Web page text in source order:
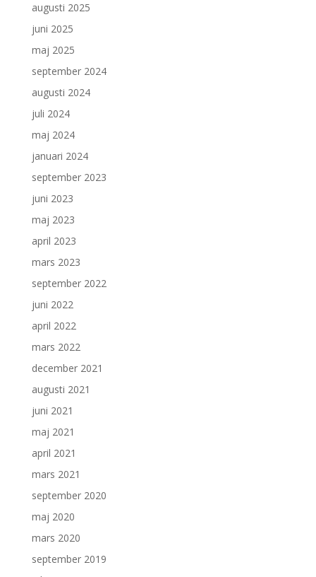
augusti 2025
juni 2025
maj 2025
september 2024
augusti 2024
juli 2024
maj 2024
januari 2024
september 2023
juni 2023
maj 2023
april 2023
mars 2023
september 2022
juni 2022
april 2022
mars 2022
december 2021
augusti 2021
juni 2021
maj 2021
april 2021
mars 2021
september 2020
maj 2020
mars 2020
september 2019